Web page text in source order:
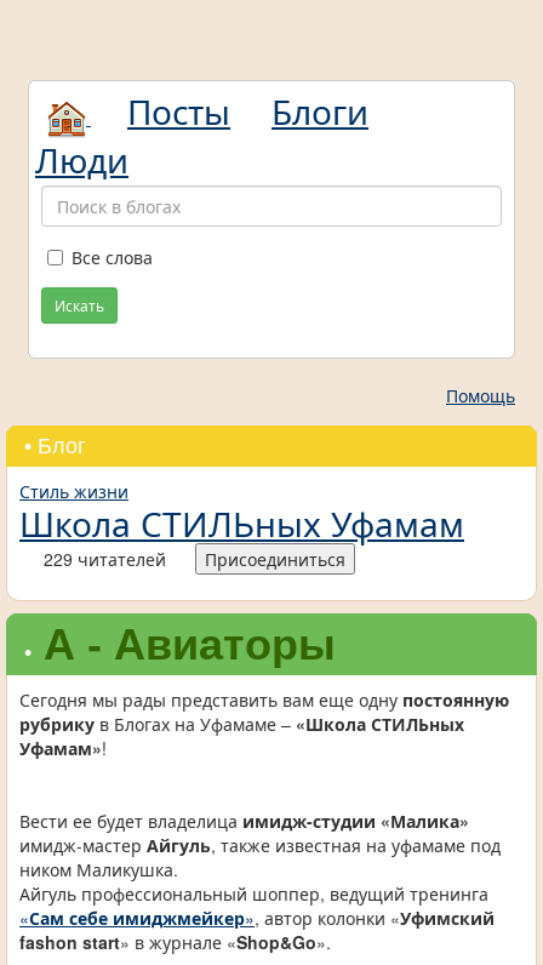
Посты
Блоги
Люди
Все слова
Искать
Помощь
• Блог
Стиль жизни
Школа СТИЛЬных Уфамам
229 читателей Присоединиться
• А - Авиаторы
Сегодня мы рады представить вам еще одну постоянную
рубрику в Блогах на Уфамаме – «Школа СТИЛЬных
Уфамам»!
Вести ее будет владелица имидж-студии «Малика»
имидж-мастер Айгуль, также известная на уфамаме под
ником Маликушка.
Айгуль профессиональный шоппер, ведущий тренинга
«Сам себе имиджмейкер», автор колонки «Уфимский
fashon start» в журнале «Shop&Go».